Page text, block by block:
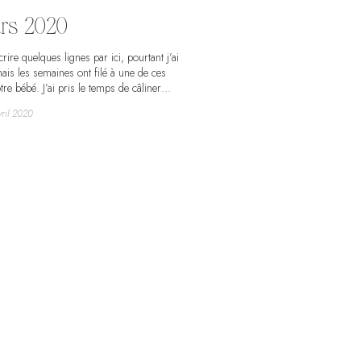
2020
2020
quelques lignes par ici, pourtant j’ai
les semaines ont filé à une de ces
bébé. J’ai pris le temps de câliner
un blabla concernant ce jour qui a